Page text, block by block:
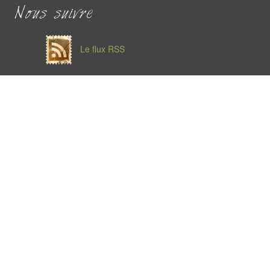
Nous suivre
Le flux RSS